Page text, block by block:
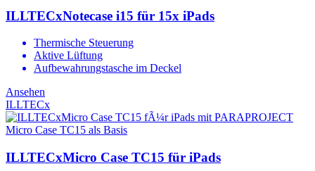
ILLTECxNotecase i15 für 15x iPads
Thermische Steuerung
Aktive Lüftung
Aufbewahrungstasche im Deckel
Ansehen
ILLTECx
ILLTECxMicro Case TC15 für iPads